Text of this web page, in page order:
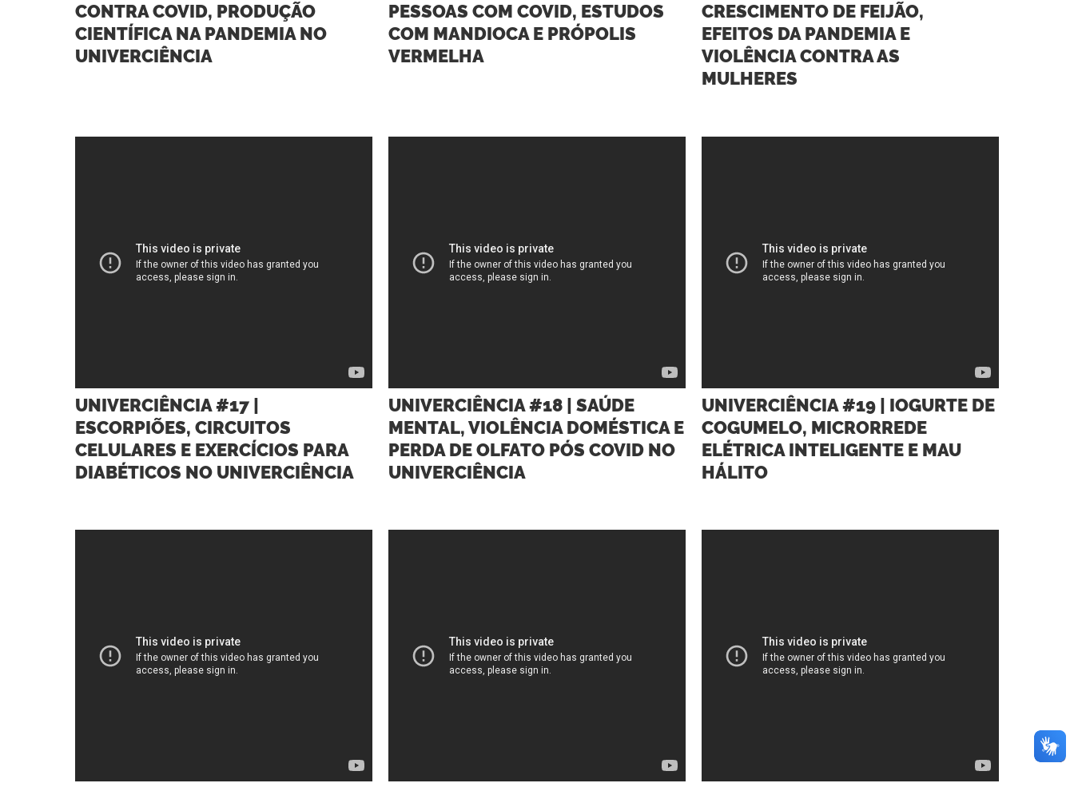
CONTRA COVID, PRODUÇÃO
CIENTÍFICA NA PANDEMIA NO
UNIVERCIÊNCIA
PESSOAS COM COVID, ESTUDOS
COM MANDIOCA E PRÓPOLIS
VERMELHA
CRESCIMENTO DE FEIJÃO,
EFEITOS DA PANDEMIA E
VIOLÊNCIA CONTRA AS
MULHERES
UNIVERCIÊNCIA #17 |
ESCORPIÕES, CIRCUITOS
CELULARES E EXERCÍCIOS PARA
DIABÉTICOS NO UNIVERCIÊNCIA
UNIVERCIÊNCIA #18 | SAÚDE
MENTAL, VIOLÊNCIA DOMÉSTICA E
PERDA DE OLFATO PÓS COVID NO
UNIVERCIÊNCIA
UNIVERCIÊNCIA #19 | IOGURTE DE
COGUMELO, MICRORREDE
ELÉTRICA INTELIGENTE E MAU
HÁLITO